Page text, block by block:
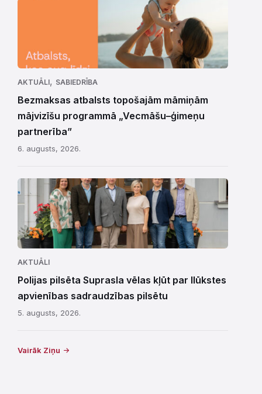
AKTUĀLI, SABIEDRĪBA
Bezmaksas atbalsts topošajām māmiņām
mājvizīšu programmā „Vecmāšu–ģimeņu
partnerība”
6. augusts, 2026.
AKTUĀLI
Polijas pilsēta Suprasla vēlas kļūt par Ilūkstes
apvienības sadraudzības pilsētu
5. augusts, 2026.
Vairāk Ziņu